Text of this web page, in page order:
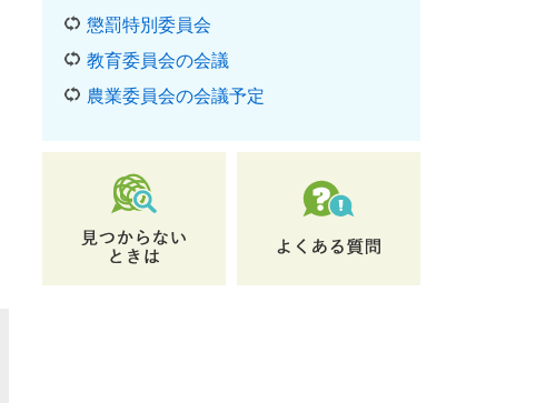
懲罰特別委員会
教育委員会の会議
農業委員会の会議予定